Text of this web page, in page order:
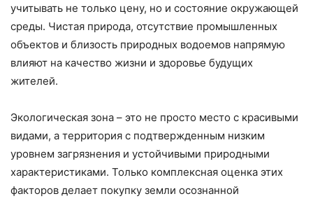
учитывать не только цену, но и состояние окружающей
среды. Чистая природа, отсутствие промышленных
объектов и близость природных водоемов напрямую
влияют на качество жизни и здоровье будущих
жителей.
Экологическая зона – это не просто место с красивыми
видами, а территория с подтвержденным низким
уровнем загрязнения и устойчивыми природными
характеристиками. Только комплексная оценка этих
факторов делает покупку земли осознанной